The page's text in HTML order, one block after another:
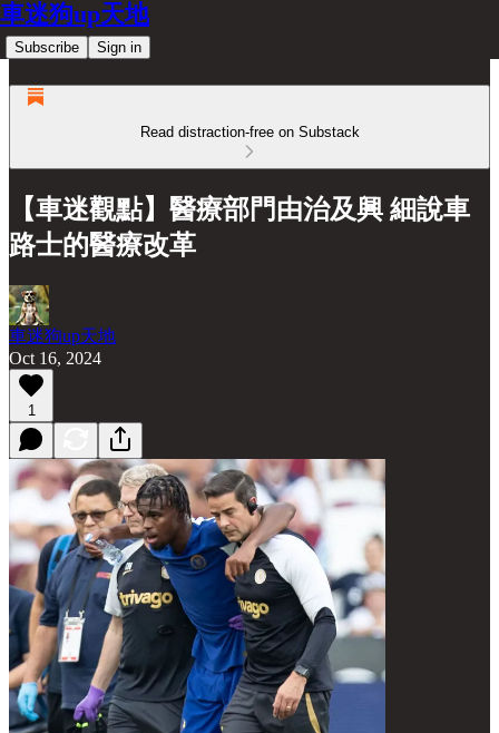
車迷狗up天地
Subscribe Sign in
Read distraction-free on Substack
【車迷觀點】醫療部門由治及興 細說車
路士的醫療改革
車迷狗up天地
Oct 16, 2024
1